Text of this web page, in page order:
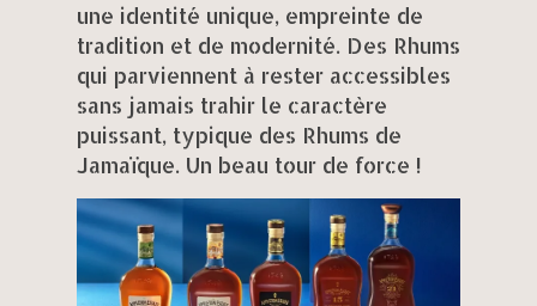
une identité unique, empreinte de
tradition et de modernité. Des Rhums
qui parviennent à rester accessibles
sans jamais trahir le caractère
puissant, typique des Rhums de
Jamaïque. Un beau tour de force !